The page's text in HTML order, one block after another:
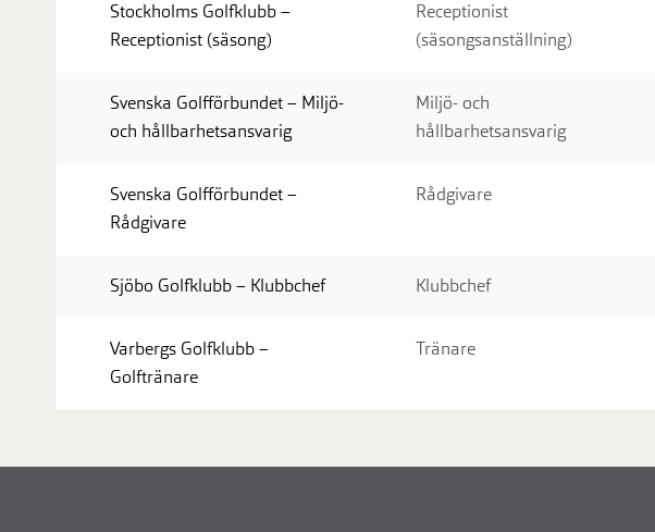
Stockholms Golfklubb –
Receptionist (säsong)
Receptionist
(säsongsanställning)
Svenska Golfförbundet – Miljö-
och hållbarhetsansvarig
Miljö- och
hållbarhetsansvarig
Svenska Golfförbundet –
Rådgivare
Rådgivare
Sjöbo Golfklubb – Klubbchef Klubbchef
Varbergs Golfklubb –
Golftränare
Tränare